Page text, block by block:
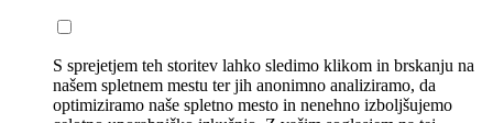
S sprejetjem teh storitev lahko sledimo klikom in brskanju na
našem spletnem mestu ter jih anonimno analiziramo, da
optimiziramo naše spletno mesto in nenehno izboljšujemo